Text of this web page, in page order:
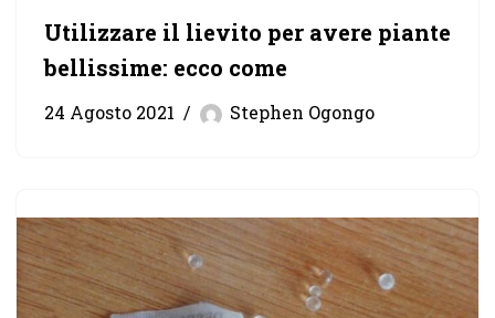
Utilizzare il lievito per avere piante
bellissime: ecco come
24 Agosto 2021 Stephen Ogongo